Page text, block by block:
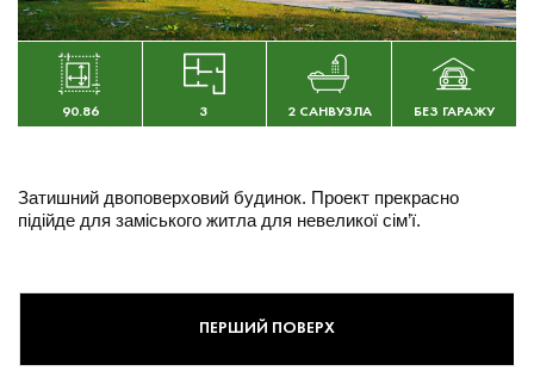
90.86 3 2 САНВУЗЛА БЕЗ ГАРАЖУ
Затишний двоповерховий будинок. Проект прекрасно
підійде для заміського житла для невеликої сім’ї.
ПЕРШИЙ ПОВЕРХ